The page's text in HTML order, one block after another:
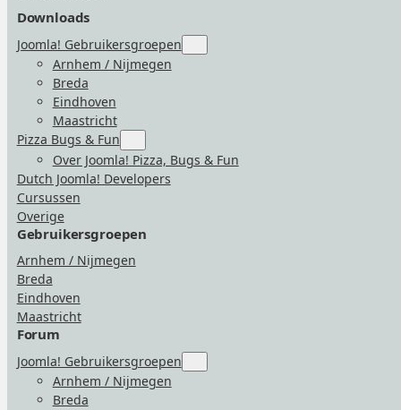
Downloads
Joomla! Gebruikersgroepen
for
Arnhem / Nijmegen
Breda
Eindhoven
Maastricht
Pizza Bugs & Fun
for
“Pizza
Bugs
Over Joomla! Pizza, Bugs & Fun
Dutch Joomla! Developers
Cursussen
Overige
Gebruikersgroepen
Arnhem / Nijmegen
Breda
Eindhoven
Maastricht
Forum
Joomla! Gebruikersgroepen
for
Arnhem / Nijmegen
Breda